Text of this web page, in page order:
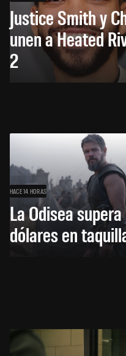
Justice Smith y
unen a Heated
2
HACE 14 HORAS
La Odisea
dólares en